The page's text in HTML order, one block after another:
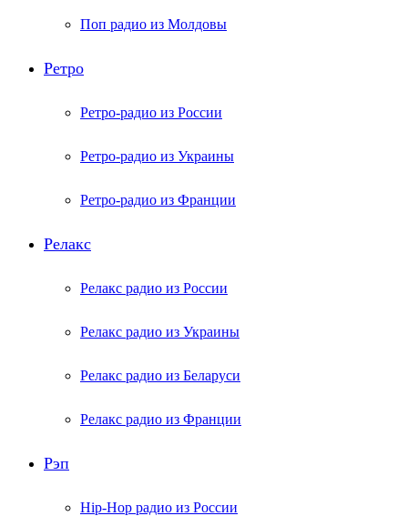
Поп радио из Молдовы
Ретро
Ретро-радио из России
Ретро-радио из Украины
Ретро-радио из Франции
Релакс
Релакс радио из России
Релакс радио из Украины
Релакс радио из Беларуси
Релакс радио из Франции
Рэп
Hip-Hop радио из России